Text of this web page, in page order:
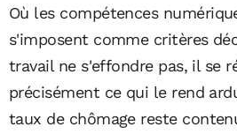
Où les compétences
s'imposent comme critères
travail ne s'effondre pas, il se
précisément ce qui le rend
taux de chômage reste